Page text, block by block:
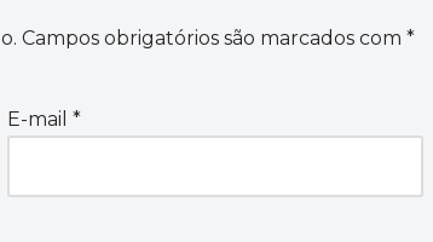
Campos obrigatórios são marcados com *
E-mail*